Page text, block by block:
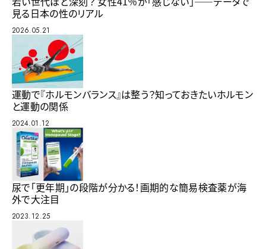
見る日本の性のリアル
2026.05.21
運動で『ホルモンバランス』は整う？知っておきたいホルモン
と運動の関係
2024.01.12
尿で「更年期」の段階が分かる！画期的な簡易検査薬が海
外で大注目
2023.12.25